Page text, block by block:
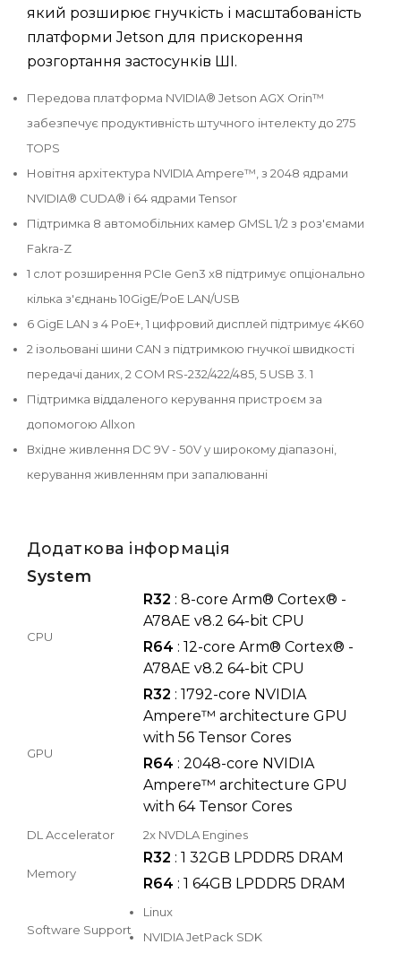
який розширює гнучкість і масштабованість
платформи Jetson для прискорення
розгортання застосунків ШІ.
Передова платформа NVIDIA® Jetson AGX Orin™
забезпечує продуктивність штучного інтелекту до 275
TOPS
Новітня архітектура NVIDIA Ampere™, з 2048 ядрами
NVIDIA® CUDA® і 64 ядрами Tensor
Підтримка 8 автомобільних камер GMSL 1/2 з роз'ємами
Fakra-Z
1 слот розширення PCIe Gen3 x8 підтримує опціонально
кілька з'єднань 10GigE/PoE LAN/USB
6 GigE LAN з 4 PoE+, 1 цифровий дисплей підтримує 4K60
2 ізольовані шини CAN з підтримкою гнучкої швидкості
передачі даних, 2 COM RS-232/422/485, 5 USB 3. 1
Підтримка віддаленого керування пристроєм за
допомогою Allxon
Вхідне живлення DC 9V - 50V у широкому діапазоні,
керування живленням при запалюванні
Додаткова інформація
System
CPU
R32 : 8-core Arm® Cortex® -
A78AE v8.2 64-bit CPU
R64 : 12-core Arm® Cortex® -
A78AE v8.2 64-bit CPU
GPU
R32 : 1792-core NVIDIA
Ampere™ architecture GPU
with 56 Tensor Cores
R64 : 2048-core NVIDIA
Ampere™ architecture GPU
with 64 Tensor Cores
DL Accelerator 2x NVDLA Engines
Memory
R32 : 1 32GB LPDDR5 DRAM
R64 : 1 64GB LPDDR5 DRAM
Software Support
Linux
NVIDIA JetPack SDK